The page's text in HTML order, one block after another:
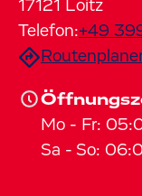
17121 Loitz
Telefon:+49
Mo - Fr:
Sa - So: